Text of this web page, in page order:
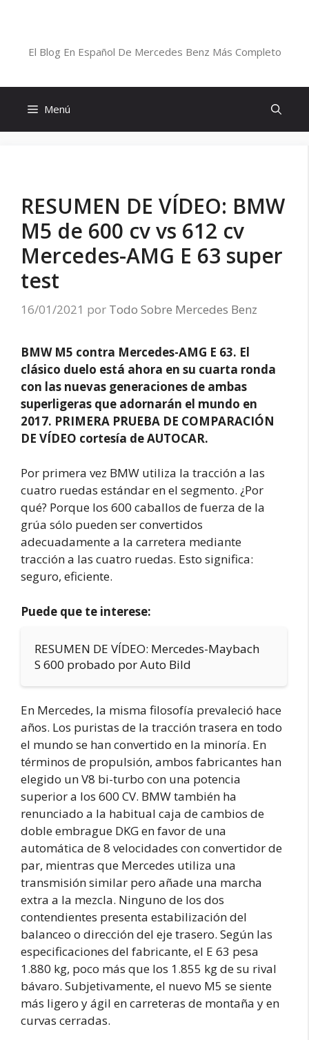
El Blog En Español De Mercedes Benz Más Completo
Menú
RESUMEN DE VÍDEO: BMW
M5 de 600 cv vs 612 cv
Mercedes-AMG E 63 super
test
16/01/2021 por Todo Sobre Mercedes Benz
BMW M5 contra Mercedes-AMG E 63. El
clásico duelo está ahora en su cuarta ronda
con las nuevas generaciones de ambas
superligeras que adornarán el mundo en
2017. PRIMERA PRUEBA DE COMPARACIÓN
DE VÍDEO cortesía de AUTOCAR.
Por primera vez BMW utiliza la tracción a las
cuatro ruedas estándar en el segmento. ¿Por
qué? Porque los 600 caballos de fuerza de la
grúa sólo pueden ser convertidos
adecuadamente a la carretera mediante
tracción a las cuatro ruedas. Esto significa:
seguro, eficiente.
Puede que te interese:
RESUMEN DE VÍDEO: Mercedes-Maybach
S 600 probado por Auto Bild
En Mercedes, la misma filosofía prevaleció hace
años. Los puristas de la tracción trasera en todo
el mundo se han convertido en la minoría. En
términos de propulsión, ambos fabricantes han
elegido un V8 bi-turbo con una potencia
superior a los 600 CV. BMW también ha
renunciado a la habitual caja de cambios de
doble embrague DKG en favor de una
automática de 8 velocidades con convertidor de
par, mientras que Mercedes utiliza una
transmisión similar pero añade una marcha
extra a la mezcla. Ninguno de los dos
contendientes presenta estabilización del
balanceo o dirección del eje trasero. Según las
especificaciones del fabricante, el E 63 pesa
1.880 kg, poco más que los 1.855 kg de su rival
bávaro. Subjetivamente, el nuevo M5 se siente
más ligero y ágil en carreteras de montaña y en
curvas cerradas.